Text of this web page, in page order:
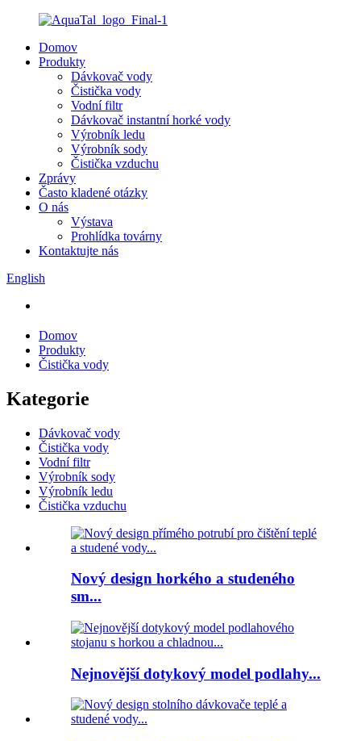
Domov
Produkty
Dávkovač vody
Čistička vody
Vodní filtr
Dávkovač instantní horké vody
Výrobník ledu
Výrobník sody
Čistička vzduchu
Zprávy
Často kladené otázky
O nás
Výstava
Prohlídka továrny
Kontaktujte nás
English
Domov
Produkty
Čistička vody
Kategorie
Dávkovač vody
Čistička vody
Vodní filtr
Výrobník sody
Výrobník ledu
Čistička vzduchu
Nový design horkého a studeného
sm...
Nejnovější dotykový model podlahy...